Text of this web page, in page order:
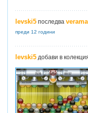
levski5 последва
преди 12 години
levski5 добави в